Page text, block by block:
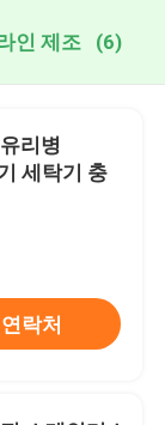
인 제조 (6)
리병
세탁기 충
연락처